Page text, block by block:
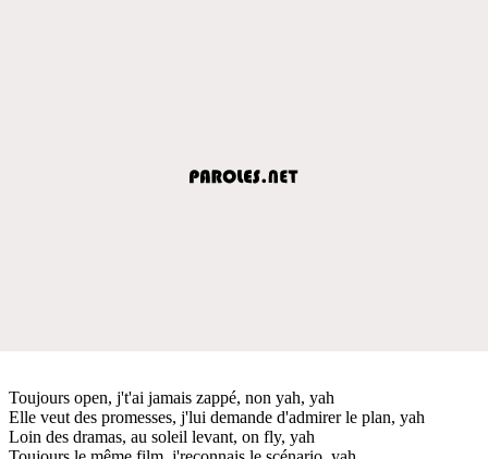
Toujours open, j't'ai jamais zappé, non yah, yah
Elle veut des promesses, j'lui demande d'admirer le plan, yah
Loin des dramas, au soleil levant, on fly, yah